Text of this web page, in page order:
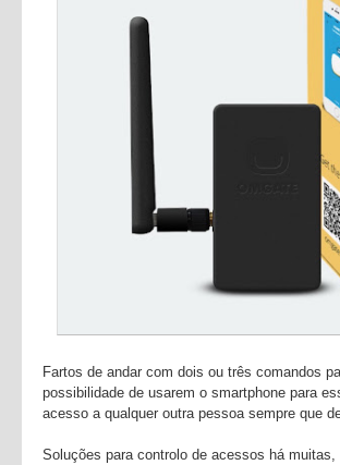
Fartos de andar com dois ou três comandos
possibilidade de usarem o smartphone para
acesso a qualquer outra pessoa sempre que
Soluções para controlo de acessos há